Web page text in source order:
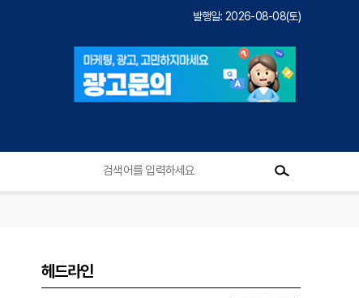
발행일: 2026-08-08(토)
헤드라인